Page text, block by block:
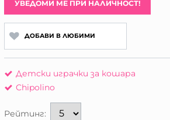
УВЕДОМИ МЕ ПРИ НАЛИЧНОСТ!
ДОБАВИ В ЛЮБИМИ
Детски играчки за кошара
Chipolino
Рейтинг: